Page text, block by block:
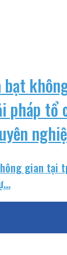
bạt
pháp tổ
gian tại